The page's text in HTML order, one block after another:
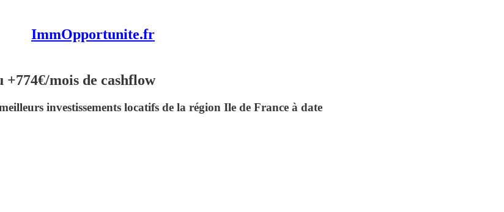
ImmOpportunite.fr
mois de cashflow
investissements locatifs de la région Ile de France à date